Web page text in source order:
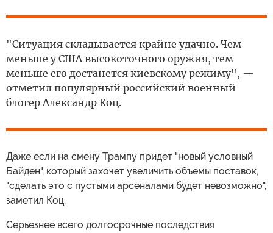
"Ситуация складывается крайне удачно. Чем
меньше у США высокоточного оружия, тем
меньше его достанется киевскому режиму", —
отметил популярный российский военный
блогер Александр Коц.
Даже если на смену Трампу придет "новый условный
Байден", который захочет увеличить объемы поставок,
"сделать это с пустыми арсеналами будет невозможно",
заметил Коц.
Серьезнее всего долгосрочные последствия